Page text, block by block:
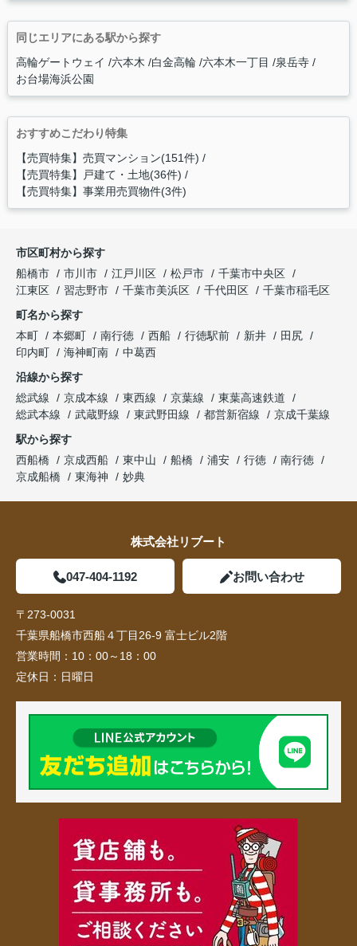
同じエリアにある駅から探す
高輪ゲートウェイ
六本木 白金高輪 六本木一丁目
泉岳寺
お台場海浜公園
おすすめこだわり特集
【売買特集】売買マンション(151件)
【売買特集】戸建て・土地(36件)
【売買特集】事業用売買物件(3件)
市区町村から探す
船橋市
市川市 江戸川区 松戸市
千葉市中央区
江東区
習志野市 千葉市美浜区 千代田区
千葉市稲毛区
町名から探す
本町
本郷町 南行徳 西船 行徳駅前 新井
田尻
印内町
海神町南
中葛西
沿線から探す
総武線
京成本線 東西線 京葉線
東葉高速鉄道
総武本線
武蔵野線 東武野田線 都営新宿線
京成千葉線
駅から探す
西船橋
京成西船 東中山 船橋 浦安 行徳
南行徳
京成船橋
東海神 妙典
株式会社リブート
047-404-1192 お問い合わせ
〒273-0031
千葉県船橋市西船４丁目26-9 富士ビル2階
営業時間： 10：00～18：00
定休日： 日曜日